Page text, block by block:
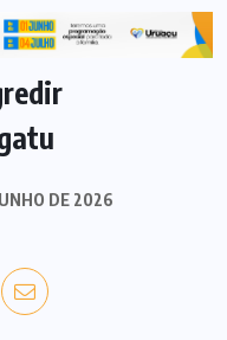
DE 2026